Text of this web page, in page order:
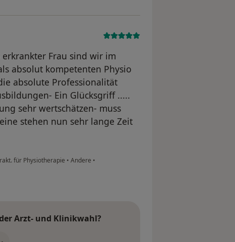
Frau sind wir im
absolut kompetenten Physio
absolute Professionalität
Ein Glücksgriff .....
sehr wertschätzen- muss
stehen nun sehr lange Zeit
für Physiotherapie • Andere •
Arzt- und Klinikwahl?